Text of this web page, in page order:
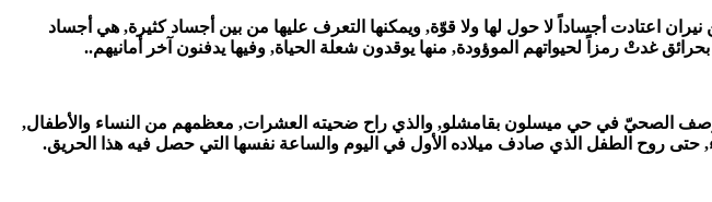
اعتادت أجساداً لا حول لها ولا قوّة, ويمكنها التعرف عليها من بين أجساد كثيرة, هي أجساد
غدتْ رمزاً لحيواتهم الموؤودة, منها يوقدون شعلة الحياة, وفيها يدفنون آخر أمانيهم..
الصحيّ في حي ميسلون بقامشلو, والذي راح ضحيته العشرات, معظمهم من النساء والأطفال,
الطفل الذي صادف ميلاده الأول في اليوم والساعة نفسها التي حصل فيه هذا الحريق.